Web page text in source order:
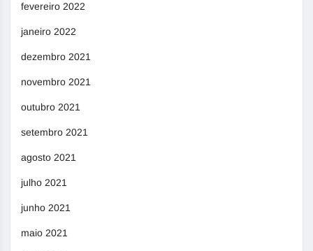
fevereiro 2022
janeiro 2022
dezembro 2021
novembro 2021
outubro 2021
setembro 2021
agosto 2021
julho 2021
junho 2021
maio 2021